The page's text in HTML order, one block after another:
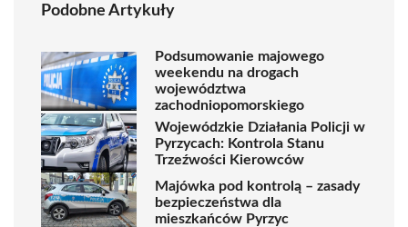
Podobne Artykuły
Podsumowanie majowego
weekendu na drogach
województwa
zachodniopomorskiego
Wojewódzkie Działania Policji w
Pyrzycach: Kontrola Stanu
Trzeźwości Kierowców
Majówka pod kontrolą – zasady
bezpieczeństwa dla
mieszkańców Pyrzyc